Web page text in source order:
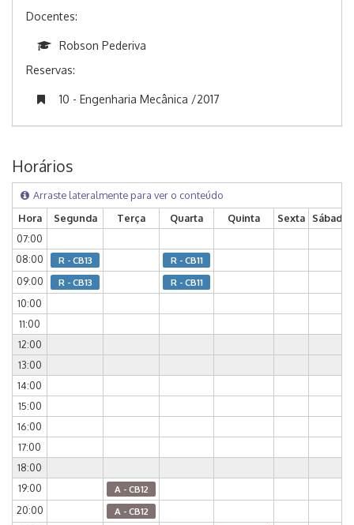
Docentes:
Robson Pederiva
Reservas:
10 - Engenharia Mecânica /2017
Horários
Arraste lateralmente para ver o conteúdo
Hora
Segunda Terça Quarta Quinta Sexta
Sábado
07:00
08:00
R - CB13 R - CB11
09:00 R - CB13 R - CB11
10:00
11:00
12:00
13:00
14:00
15:00
16:00
17:00
18:00
19:00
A - CB12
20:00 A - CB12